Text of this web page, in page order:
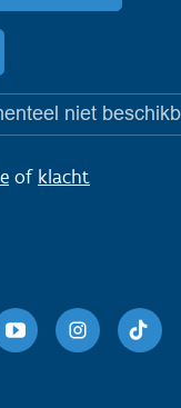
niet
of klacht
LinkedinYoutube